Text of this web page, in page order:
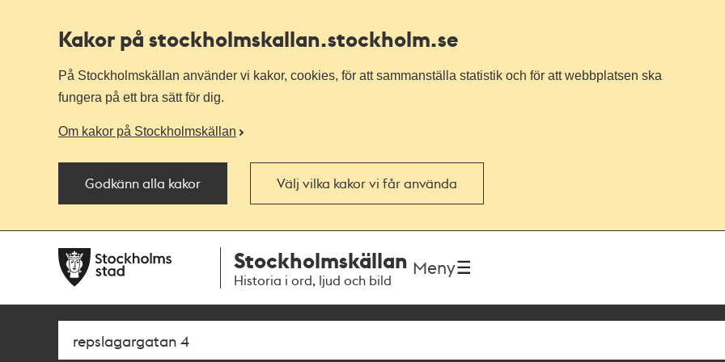
Kakor på stockholmskallan.stockholm.se
På Stockholmskällan använder vi kakor, cookies, för att sammanställa statistik och för att webbplatsen ska
fungera på ett bra sätt för dig.
Om kakor på Stockholmskällan
Godkänn alla kakor Välj vilka kakor vi får använda
navigationen
huvudinnehållet
Stockholmskällan
Historia i ord, ljud och bild
Meny
Sök